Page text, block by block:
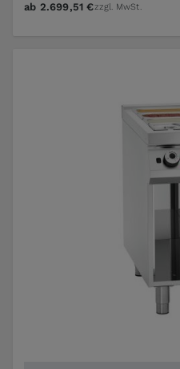
ab 2.699,51 €zzgl. MwSt.